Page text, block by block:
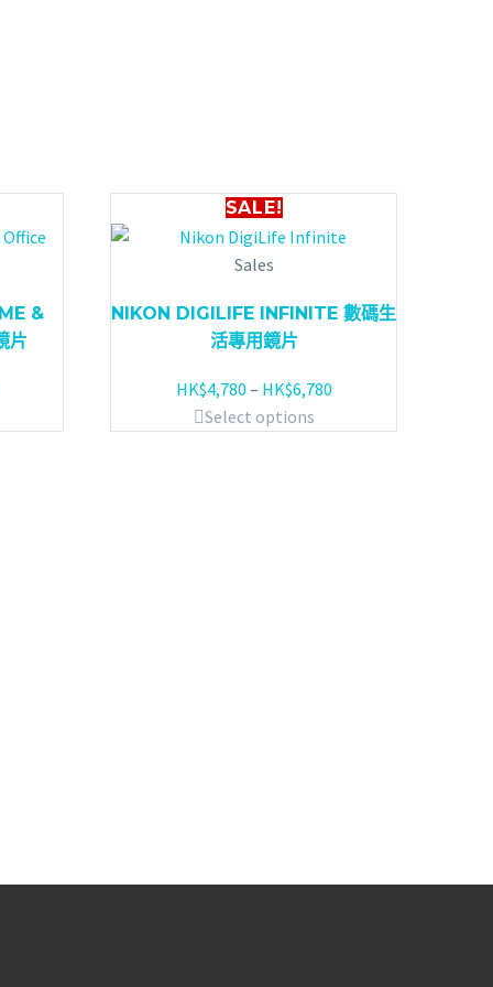
&
片
SALE!
Sales
NIKON DIGILIFE INFINITE 數碼生
活專用鏡片
HK$4,780 – HK$6,780
Select options